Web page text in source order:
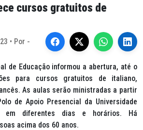
cursos gratuitos de
• Por -
de Educação informou a abertura, até o
para cursos gratuitos de italiano,
As aulas serão ministradas a partir
de Apoio Presencial da Universidade
em diferentes dias e horários. Há
acima dos 60 anos.